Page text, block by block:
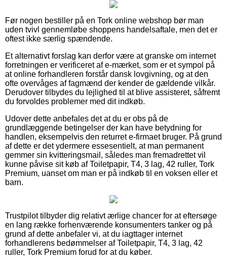
Før nogen bestiller på en Tork online webshop bør man
uden tvivl gennemløbe shoppens handelsaftale, men det er
oftest ikke særlig spændende.
Et alternativt forslag kan derfor være at granske om internet
forretningen er verificeret af e-mærket, som er et sympol på
at online forhandleren forstår dansk lovgivning, og at den
ofte overvåges af fagmænd der kender de gældende vilkår.
Derudover tilbydes du lejlighed til at blive assisteret, såfremt
du forvoldes problemer med dit indkøb.
Udover dette anbefales det at du er obs på de
grundlæggende betingelser der kan have betydning for
handlen, eksempelvis den returret e-firmaet bruger. På grund
af dette er det ydermere essesentielt, at man permanent
gemmer sin kvitteringsmail, således man fremadrettet vil
kunne påvise sit køb af Toiletpapir, T4, 3 lag, 42 ruller, Tork
Premium, uanset om man er på indkøb til en voksen eller et
barn.
Trustpilot tilbyder dig relativt ærlige chancer for at eftersøge
en lang række forhenværende konsumenters tanker og på
grund af dette anbefaler vi, at du iagttager internet
forhandlerens bedømmelser af Toiletpapir, T4, 3 lag, 42
ruller, Tork Premium forud for at du køber.